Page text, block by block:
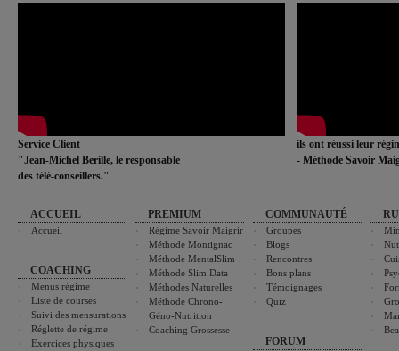
Service Client
"Jean-Michel Berille, le responsable
des télé-conseillers."
ils ont réussi leur
- Méthode Savoir
ACCUEIL
Accueil
COACHING
Menus régime
Liste de courses
Suivi des mensurations
Réglette de régime
Exercices physiques
PREMIUM
Régime Savoir Maigrir
Méthode Montignac
Méthode MentalSlim
Méthode Slim Data
Méthodes Naturelles
Méthode Chrono-
Géno-Nutrition
Coaching Grossesse
COMMUNAUTÉ
Groupes
Blogs
Rencontres
Bons plans
Témoignages
Quiz
FORUM